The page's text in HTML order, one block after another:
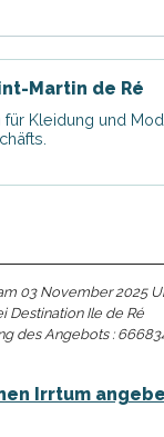
Martin de Ré
für Kleidung und
03 November 2025
Destination Ile de Ré
des Angebots :
Irrtum